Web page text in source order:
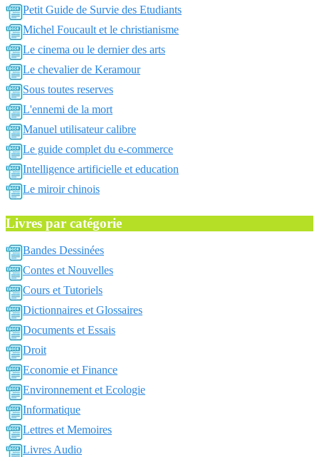
Petit Guide de Survie des Etudiants
Michel Foucault et le christianisme
Le cinema ou le dernier des arts
Le chevalier de Keramour
Sous toutes reserves
L'ennemi de la mort
Manuel utilisateur calibre
Le guide complet du e-commerce
Intelligence artificielle et education
Le miroir chinois
Livres par catégorie
Bandes Dessinées
Contes et Nouvelles
Cours et Tutoriels
Dictionnaires et Glossaires
Documents et Essais
Droit
Economie et Finance
Environnement et Ecologie
Informatique
Lettres et Memoires
Livres Audio